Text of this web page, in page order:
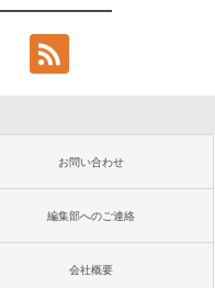
お問い合わせ
編集部へのご連絡
会社概要